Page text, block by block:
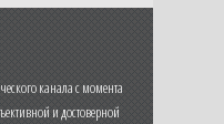
канала с момента
и достоверной